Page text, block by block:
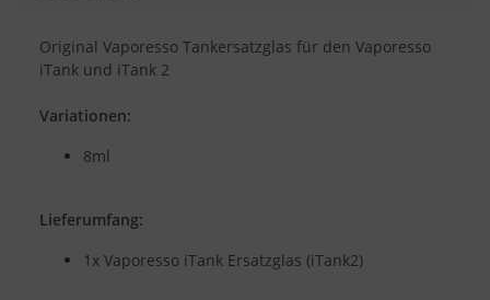
Original Vaporesso Tankersatzglas für den Vaporesso
iTank und iTank 2
Variationen:
8ml
Lieferumfang:
1x Vaporesso iTank Ersatzglas (iTank2)